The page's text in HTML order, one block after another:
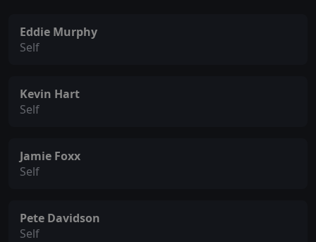
Eddie Murphy
Self
Kevin Hart
Self
Jamie Foxx
Self
Pete Davidson
Self